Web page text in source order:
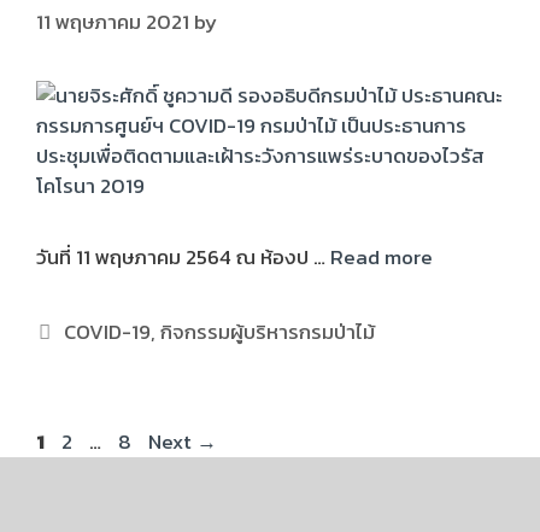
11 พฤษภาคม 2021 by
วันที่ 11 พฤษภาคม 2564 ณ ห้องป …Read more
COVID-19,กิจกรรมผู้บริหารกรมป่าไม้
1 2 … 8 Next →